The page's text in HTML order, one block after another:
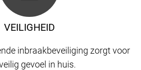
VEILIGHEID
inbraakbeveiliging zorgt voor
gevoel in huis.